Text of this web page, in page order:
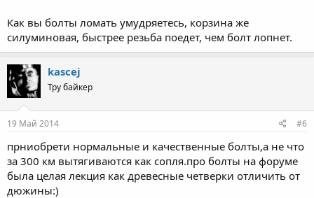
Как вы болты ломать умудряетесь, корзина же
силуминовая, быстрее резьба поедет, чем болт лопнет.
kascej
Тру байкер
19 Май 2014 #6
прниобрети нормальные и качественные болты,а не что
за 300 км вытягиваются как сопля.про болты на форуме
была целая лекция как древесные четверки отличить от
дюжины:)